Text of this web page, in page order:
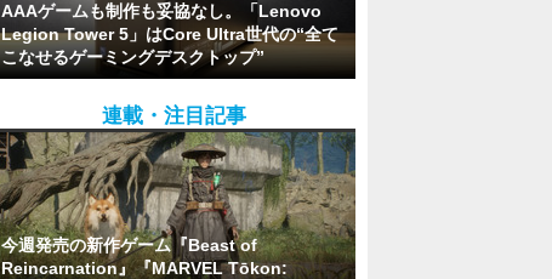
AAAゲームも制作も妥協なし。「Lenovo
Legion Tower 5」はCore Ultra世代の“全て
こなせるゲーミングデスクトップ”
連載・注目記事
今週発売の新作ゲーム『Beast of
Reincarnation』『MARVEL Tōkon: